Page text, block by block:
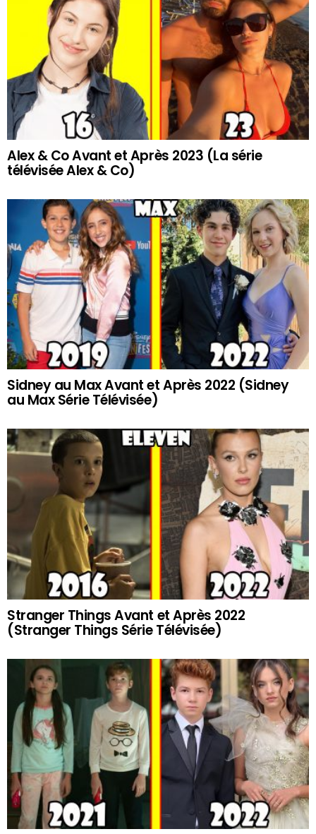
Alex & Co Avant et Après 2023 (La série
télévisée Alex & Co)
Sidney au Max Avant et Après 2022 (Sidney
au Max Série Télévisée)
Stranger Things Avant et Après 2022
(Stranger Things Série Télévisée)